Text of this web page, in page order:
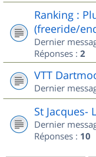
Ranking :
(freeride/
Dernier
Réponses : 2
VTT
Dernier
St Jacques-
Dernier
Réponses : 10